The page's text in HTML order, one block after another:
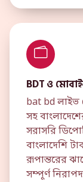
BDT ও
bat bd লাইভ
সহ
সরাসরি
বাংলাদেশি
রূপান্তরের
সম্পূর্ণ